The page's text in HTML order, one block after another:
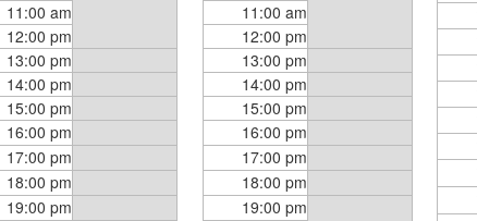
11:00 am
12:00 pm
13:00 pm
14:00 pm
15:00 pm
16:00 pm
17:00 pm
18:00 pm
19:00 pm
11:00 am
12:00 pm
13:00 pm
14:00 pm
15:00 pm
16:00 pm
17:00 pm
18:00 pm
19:00 pm